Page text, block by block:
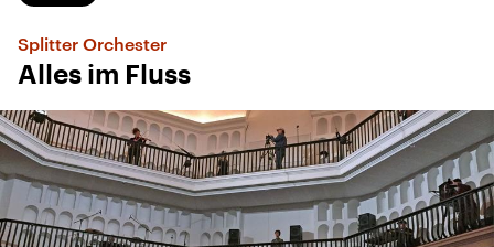
Splitter Orchester
Alles im Fluss